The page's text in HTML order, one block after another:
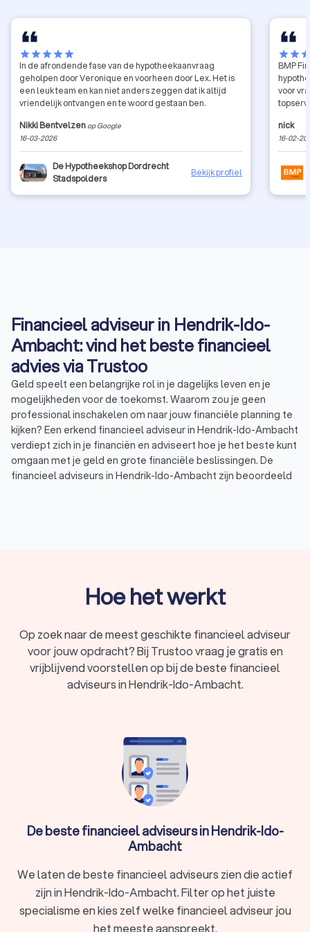
starstarstarstarstar
In de afrondende fase van de hypotheekaanvraag
geholpen door Veronique en voorheen door Lex. Het is
een leuk team en kan niet anders zeggen dat ik altijd
vriendelijk ontvangen en te woord gestaan ben.
Nikki Bentvelzen op Google
16-03-2026
De Hypotheekshop Dordrecht
Stadspolders
Bekijk profiel
starstar
BMP
voor
nick
16-02-
Financieel adviseur in Hendrik-Ido-
Ambacht: vind het beste financieel
advies via Trustoo
Geld speelt een belangrijke rol in je dagelijks leven en je
mogelijkheden voor de toekomst. Waarom zou je geen
professional inschakelen om naar jouw financiële planning te
kijken? Een erkend financieel adviseur in Hendrik-Ido-Ambacht
verdiept zich in je financiën en adviseert hoe je het beste kunt
omgaan met je geld en grote financiële beslissingen. De
financieel adviseurs in Hendrik-Ido-Ambacht zijn beoordeeld
Wat doet een financieel adviseur?
te maken heeft. Of het nu gaat om sparen en beleggen, het
regelen van je pensioen of het afsluiten van een hypotheek:
een financieel adviseur kijkt samen met jou naar je financiële
situatie en biedt passend advies over jouw financiële
Een financieel adviseur in Hendrik-Ido-Ambacht
kan je adviseren over:
Je financiële planning
Het regelen van je pensioen
Sparen en beleggen
Belasting en belastingaangifte
Je onderneming en zakelijke vraagstukken
De financieel adviseurs op Trustoo bieden betrouwbaar en
onafhankelijk financieel advies. Vind financieel advies in
Hendrik-Ido-Ambacht door onze top 10 te bekijken en
Hoe het werkt
Op zoek naar de meest geschikte financieel adviseur
voor jouw opdracht? Bij Trustoo vraag je gratis en
vrijblijvend voorstellen op bij de beste financieel
adviseurs in Hendrik-Ido-Ambacht.
De beste financieel adviseurs in Hendrik-Ido-
Ambacht
We laten de beste financieel adviseurs zien die actief
zijn in Hendrik-Ido-Ambacht. Filter op het juiste
specialisme en kies zelf welke financieel adviseur jou
het meeste aanspreekt.